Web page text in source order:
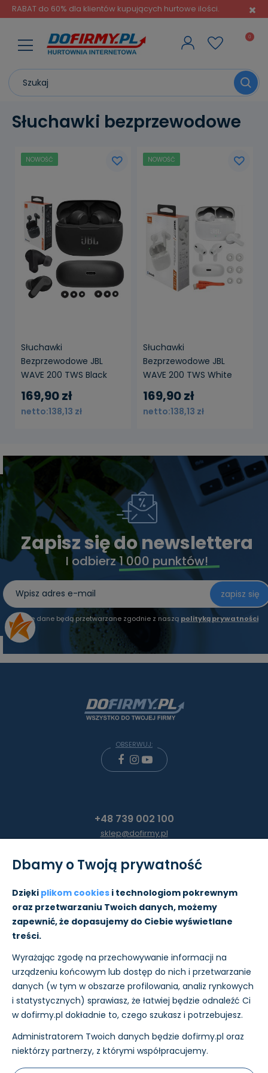
RABAT do 60% dla klientów kupujących hurtowe ilości.
Słuchawki bezprzewodowe
Słuchawki
Bezprzewodowe JBL
WAVE 200 TWS Black
169,90 zł
138,13 zł
powiadom o
dostępności
NOWOŚĆ
Słuchawki
Bezprzewodowe JBL
WAVE 200 TWS White
169,90 zł
138,13 zł
powiadom o
dostępności
NOWOŚĆ
Zapisz się do newslettera
I odbierz1 000 punktów!
zapisz się
Twoje dane będą przetwarzane zgodnie z naszą polityką prywatności
Pomoc
O nas
OBSERWUJ:
+48 739 002 100
sklep@dofirmy.pl
Płatności i wysyłkę w sklepie realizujemy:
Dbamy o Twoją prywatność
Dzięki plikom cookies i technologiom pokrewnym
oraz przetwarzaniu Twoich danych, możemy
zapewnić, że dopasujemy do Ciebie wyświetlane
treści.
Wyrażając zgodę na przechowywanie informacji na
urządzeniu końcowym lub dostęp do nich i przetwarzanie
danych (w tym w obszarze profilowania, analiz rynkowych
i statystycznych) sprawiasz, że łatwiej będzie odnaleźć Ci
w dofirmy.pl dokładnie to, czego szukasz i potrzebujesz.
Administratorem Twoich danych będzie dofirmy.pl oraz
niektórzy partnerzy, z którymi współpracujemy.